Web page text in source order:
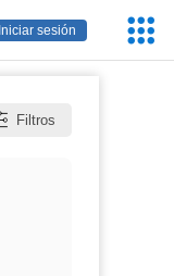
Iniciar sesión
Filtros